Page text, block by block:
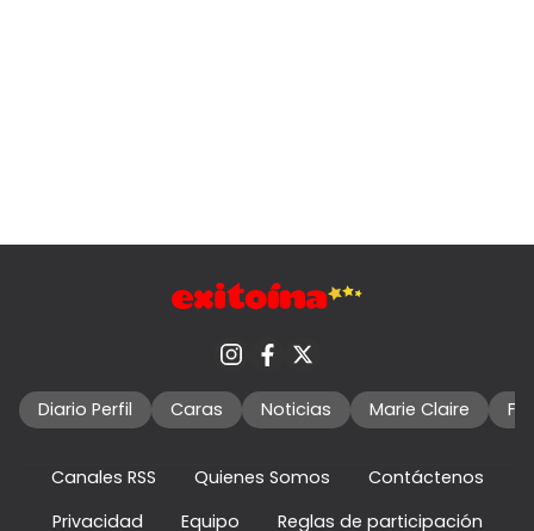
Diario Perfil Caras Noticias Marie Claire
Canales RSS Quienes Somos
Contáctenos
Privacidad
Equipo Reglas de participación